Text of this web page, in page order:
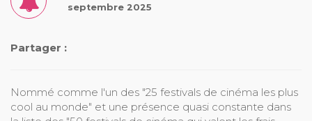
septembre 2025
Partager :
Nommé comme l'un des "25 festivals de cinéma les plus
cool au monde" et une présence quasi constante dans